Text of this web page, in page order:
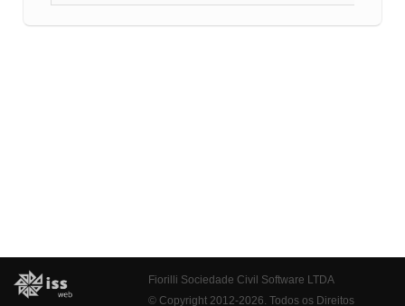
Fiorilli Sociedade Civil Software LTDA
© Copyright 2012-2026. Todos os Direitos